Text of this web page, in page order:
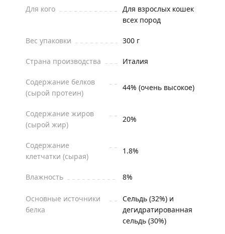
Для кого
Для взрослых кошек
всех пород
Вес упаковки 300 г
Страна производства Италия
Содержание белков
(сырой протеин)
44% (очень высокое)
Содержание жиров
(сырой жир)
20%
Содержание
клетчатки (сырая)
1.8%
Влажность 8%
Основные источники
белка
Сельдь (32%) и
дегидратированная
сельдь (30%)